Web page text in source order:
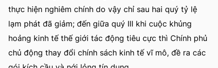
thực hiện nghiêm chính do vậy chỉ sau hai quý tỷ lệ
lạm phát đã giảm; đến giữa quý III khi cuộc khủng
hoảng kinh tế thế giới tác động tiêu cực thì Chính phủ
chủ động thay đổi chính sách kinh tế vĩ mô, đề ra các